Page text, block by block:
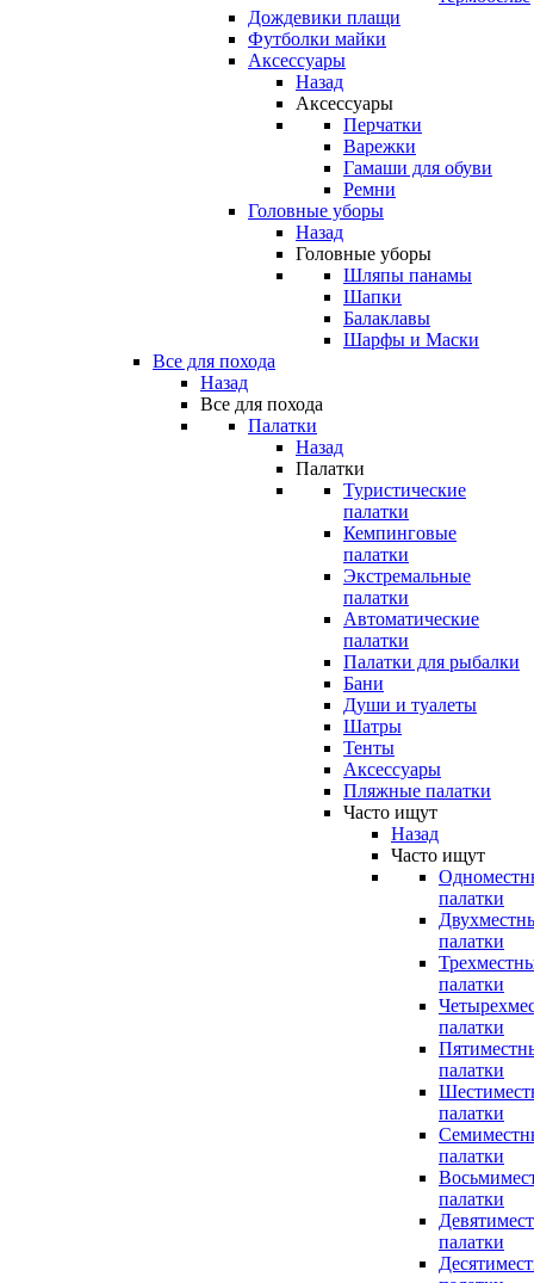
Дождевики плащи
Футболки майки
Аксессуары
Назад
Аксессуары
Перчатки
Варежки
Гамаши для обуви
Ремни
Головные уборы
Назад
Головные уборы
Шляпы панамы
Шапки
Балаклавы
Шарфы и Маски
Все для похода
Назад
Все для похода
Палатки
Назад
Палатки
Туристические
палатки
Кемпинговые
палатки
Экстремальные
палатки
Автоматические
палатки
Палатки для рыбалки
Бани
Души и туалеты
Шатры
Тенты
Аксессуары
Пляжные палатки
Часто ищут
Назад
Часто ищут
палатки
палатки
палатки
палатки
палатки
палатки
палатки
палатки
палатки